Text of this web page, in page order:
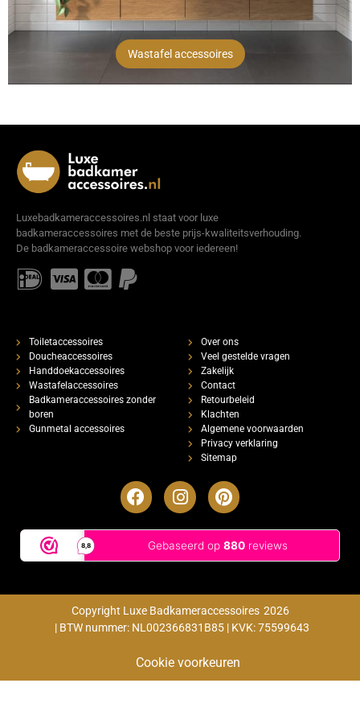
Wastafel accessoires
Luxebadkameraccessoires.nl staat voor luxe
badkameraccessoires met de beste prijs-kwaliteitsverhouding.
De badkameraccessoire webshop voor iedereen!
Toiletaccessoires
Doucheaccessoires
Handdoekaccessoires
Wastafelaccessoires
Badkameraccessoires zonder
boren
Gunmetal accessoires
Over ons
Veel gestelde vragen
Zakelijk
Contact
Retourbeleid
Klachten
Algemene voorwaarden
Privacy verklaring
Sitemap
Copyright Luxe Badkameraccessoires 2026
| BTW nummer: NL002366831B85 | KVK: 75599643
Cookie voorkeuren